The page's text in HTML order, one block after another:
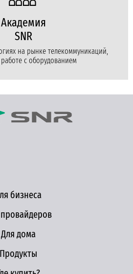
Академия
SNR
на рынке телекоммуникаций,
с оборудованием
бизнеса
Для дома
Продукты